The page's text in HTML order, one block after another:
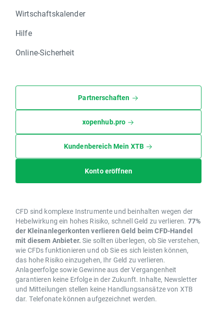
Wirtschaftskalender
Hilfe
Online-Sicherheit
Partnerschaften
xopenhub.pro
Kundenbereich Mein XTB
Konto eröffnen
CFD sind komplexe Instrumente und beinhalten wegen der
Hebelwirkung ein hohes Risiko, schnell Geld zu verlieren. 77%
der Kleinanlegerkonten verlieren Geld beim CFD-Handel
mit diesem Anbieter. Sie sollten überlegen, ob Sie verstehen,
wie CFDs funktionieren und ob Sie es sich leisten können,
das hohe Risiko einzugehen, Ihr Geld zu verlieren.
Anlageerfolge sowie Gewinne aus der Vergangenheit
garantieren keine Erfolge in der Zukunft. Inhalte, Newsletter
und Mitteilungen stellen keine Handlungsansätze von XTB
dar. Telefonate können aufgezeichnet werden.